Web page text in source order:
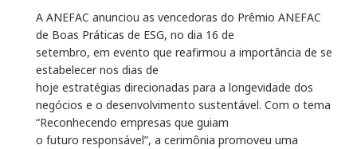
A ANEFAC anunciou as vencedoras do Prêmio ANEFAC
de Boas Práticas de ESG, no dia 16 de
setembro, em evento que reafirmou a importância de se
estabelecer nos dias de
hoje estratégias direcionadas para a longevidade dos
negócios e o desenvolvimento sustentável. Com o tema
“Reconhecendo empresas que guiam
o futuro responsável”, a cerimônia promoveu uma